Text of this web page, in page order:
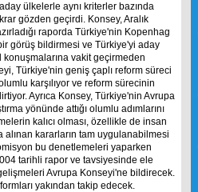
ülkelerle aynı kriterler bazında
gözden geçirdi. Konsey, Aralık
raporda Türkiye'nin Kopenhag
görüş bildirmesi ve Türkiye'yi aday
vakit geçirmeden
Türkiye'nin geniş çaplı reform süreci
karşılıyor ve reform sürecinin
Ayrıca Konsey, Türkiye'nin Avrupa
yönünde attığı olumlu adımlarını
kalıcı olması, özellikle de insan
kararların tam uygulanabilmesi
bu denetlemeleri yaparken
tarihli rapor ve tavsiyesinde ele
Avrupa Konseyi'ne bildirecek.
yakından takip edecek.